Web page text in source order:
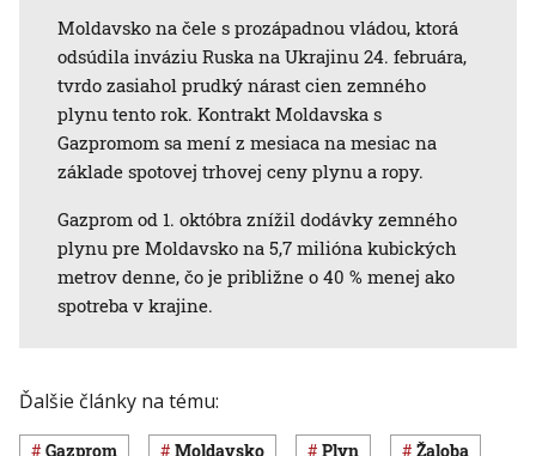
Moldavsko na čele s prozápadnou vládou, ktorá
odsúdila inváziu Ruska na Ukrajinu 24. februára,
tvrdo zasiahol prudký nárast cien zemného
plynu tento rok. Kontrakt Moldavska s
Gazpromom sa mení z mesiaca na mesiac na
základe spotovej trhovej ceny plynu a ropy.
Gazprom od 1. októbra znížil dodávky zemného
plynu pre Moldavsko na 5,7 milióna kubických
metrov denne, čo je približne o 40 % menej ako
spotreba v krajine.
Ďalšie články na tému:
Gazprom Moldavsko plyn žaloba